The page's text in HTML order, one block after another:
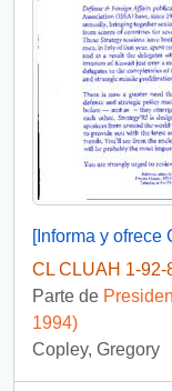
[Informa y ofrece
CL CLUAH 1-92-
Parte de
1994)
Copley, Gregory